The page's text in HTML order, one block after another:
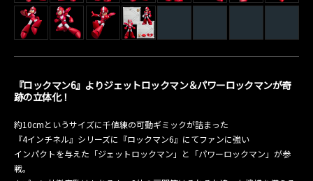
『ロックマン6』よりジェットロックマン＆パワーロックマンが奇
跡の立体化！
約10cmというサイズに千値練の可動ギミックが詰まった
『4インチネル』シリーズに『ロックマン6』にてファンに強い
インパクトを与えた「ジェットロックマン」と「パワーロックマン」が参
戦。